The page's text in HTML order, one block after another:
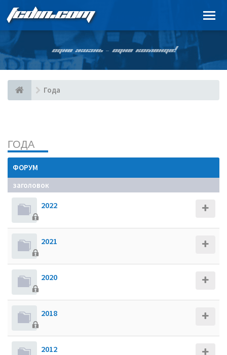
FCDIN.COM
ОДНА ЖИЗНЬ – ОДНА КОМАНДА!
Года
ГОДА
ФОРУМ
заголовок
2022
2021
2020
2018
2012